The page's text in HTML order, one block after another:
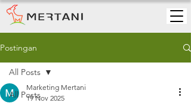
Postingan
All Posts
All Posts
Marketing Mertani
19 Nov 2025